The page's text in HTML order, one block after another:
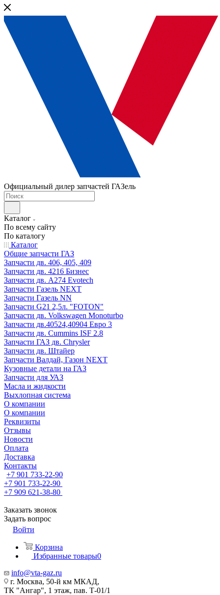
Официальный дилер запчастей ГАЗель
Каталог
По всему сайту
По каталогу
Каталог
Общие запчасти ГАЗ
Запчасти дв. 406, 405, 409
Запчасти дв. 4216 Бизнес
Запчасти дв. A274 Evotech
Запчасти Газель NEXT
Запчасти Газель NN
Запчасти G21 2,5л. "FOTON"
Запчасти дв. Volkswagen Monoturbo
Запчасти дв.40524,40904 Евро 3
Запчасти дв. Cummins ISF 2.8
Запчасти ГАЗ дв. Chrysler
Запчасти дв. Штайер
Запчасти Валдай, Газон NEXT
Кузовные детали на ГАЗ
Запчасти для УАЗ
Масла и жидкости
Выхлопная система
О компании
О компании
Реквизиты
Отзывы
Новости
Оплата
Доставка
Контакты
+7 901 733-22-90
+7 901 733-22-90
+7 909 621-38-80
Заказать звонок
Задать вопрос
Войти
Корзина
Избранные товары0
info@vta-gaz.ru
г. Москва, 50-й км МКАД,
ТК "Ангар", 1 этаж, пав. Т-01/1